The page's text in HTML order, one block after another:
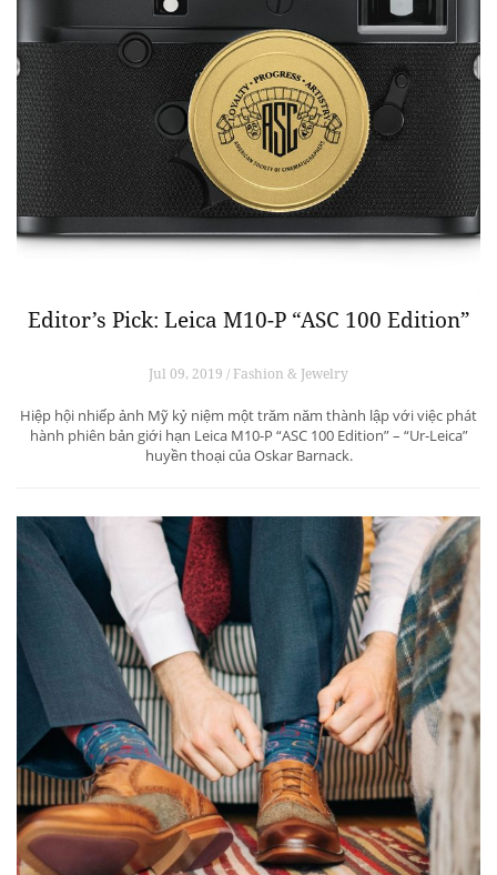
Editor’s Pick: Leica M10-P “ASC 100 Edition”
Jul 09, 2019 / Fashion & Jewelry
Hiệp hội nhiếp ảnh Mỹ kỷ niệm một trăm năm thành lập với việc phát
hành phiên bản giới hạn Leica M10-P “ASC 100 Edition” – “Ur-Leica”
huyền thoại của Oskar Barnack.